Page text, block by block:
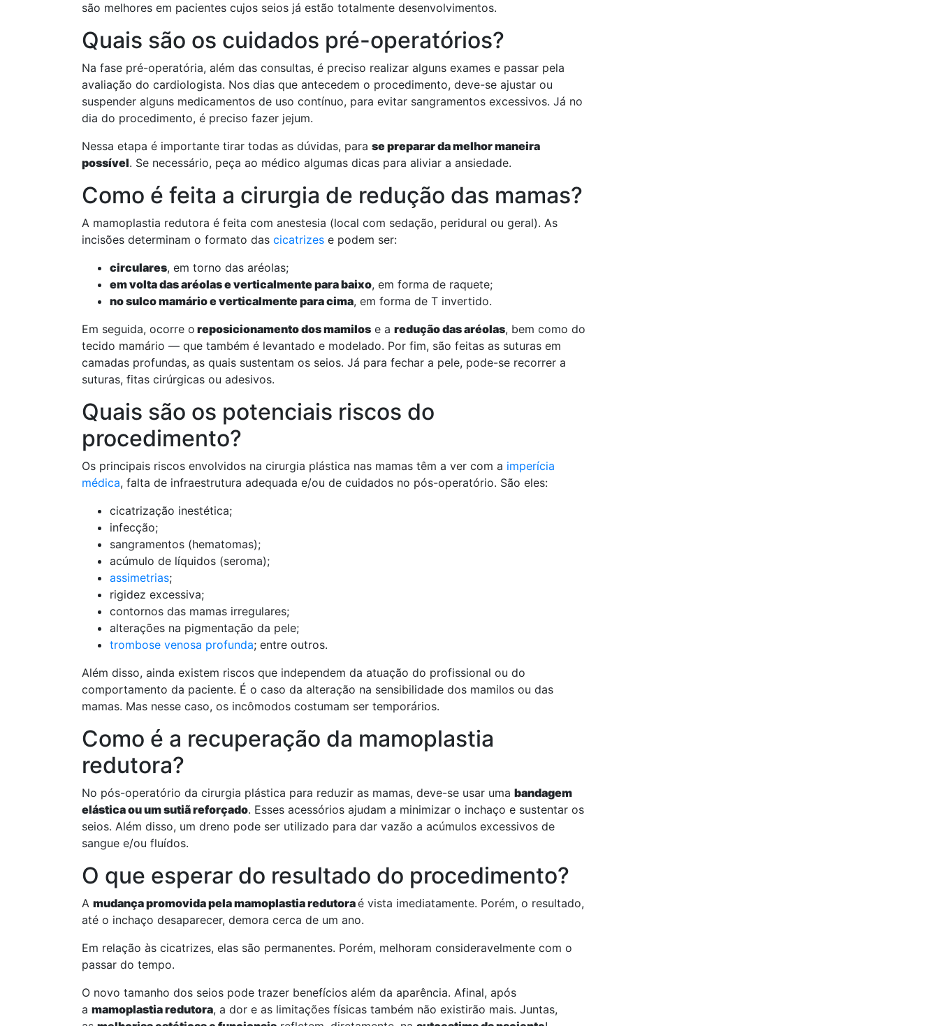
são melhores em pacientes cujos seios já estão totalmente desenvolvimentos.
Quais são os cuidados pré-operatórios?
Na fase pré-operatória, além das consultas, é preciso realizar alguns exames e passar pela
avaliação do cardiologista. Nos dias que antecedem o procedimento, deve-se ajustar ou
suspender alguns medicamentos de uso contínuo, para evitar sangramentos excessivos. Já no
dia do procedimento, é preciso fazer jejum.
Nessa etapa é importante tirar todas as dúvidas, para se preparar da melhor maneira
possível. Se necessário, peça ao médico algumas dicas para aliviar a ansiedade.
Como é feita a cirurgia de redução das mamas?
A mamoplastia redutora é feita com anestesia (local com sedação, peridural ou geral). As
incisões determinam o formato das cicatrizes e podem ser:
circulares, em torno das aréolas;
em volta das aréolas e verticalmente para baixo, em forma de raquete;
no sulco mamário e verticalmente para cima, em forma de T invertido.
Em seguida, ocorre o reposicionamento dos mamilos e a redução das aréolas, bem como do
tecido mamário — que também é levantado e modelado. Por fim, são feitas as suturas em
camadas profundas, as quais sustentam os seios. Já para fechar a pele, pode-se recorrer a
suturas, fitas cirúrgicas ou adesivos.
Quais são os potenciais riscos do
procedimento?
Os principais riscos envolvidos na cirurgia plástica nas mamas têm a ver com a imperícia
médica, falta de infraestrutura adequada e/ou de cuidados no pós-operatório. São eles:
cicatrização inestética;
infecção;
sangramentos (hematomas);
acúmulo de líquidos (seroma);
assimetrias;
rigidez excessiva;
contornos das mamas irregulares;
alterações na pigmentação da pele;
trombose venosa profunda; entre outros.
Além disso, ainda existem riscos que independem da atuação do profissional ou do
comportamento da paciente. É o caso da alteração na sensibilidade dos mamilos ou das
mamas. Mas nesse caso, os incômodos costumam ser temporários.
Como é a recuperação da mamoplastia
redutora?
No pós-operatório da cirurgia plástica para reduzir as mamas, deve-se usar uma bandagem
elástica ou um sutiã reforçado. Esses acessórios ajudam a minimizar o inchaço e sustentar os
seios. Além disso, um dreno pode ser utilizado para dar vazão a acúmulos excessivos de
sangue e/ou fluídos.
O que esperar do resultado do procedimento?
A mudança promovida pela mamoplastia redutoraé vista imediatamente. Porém, o resultado,
até o inchaço desaparecer, demora cerca de um ano.
Em relação às cicatrizes, elas são permanentes. Porém, melhoram consideravelmente com o
passar do tempo.
O novo tamanho dos seios pode trazer benefícios além da aparência. Afinal, após
a mamoplastia redutora, a dor e as limitações físicas também não existirão mais. Juntas,